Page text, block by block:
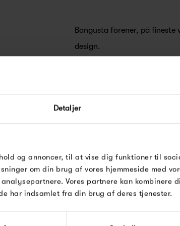
Detaljer
og annoncer, til at vise dig funktioner til
om din brug af vores hjemmeside med
Vores partnere kan kombinere
har indsamlet fra din brug af deres tjenester.
Bongusta forener, på
design.
Bongusta er et
finurlige detaljer og en
godt håndværk.
Inspirationen kommer fra
håndværksmæssige
dygtige håndarbejdere i
varer, hvor design,
FÅ 10% PÅ DIN NÆSTE
Gælder ikke på produkter fra Fermob,
Pop og i forvejen nedsatte produkter.